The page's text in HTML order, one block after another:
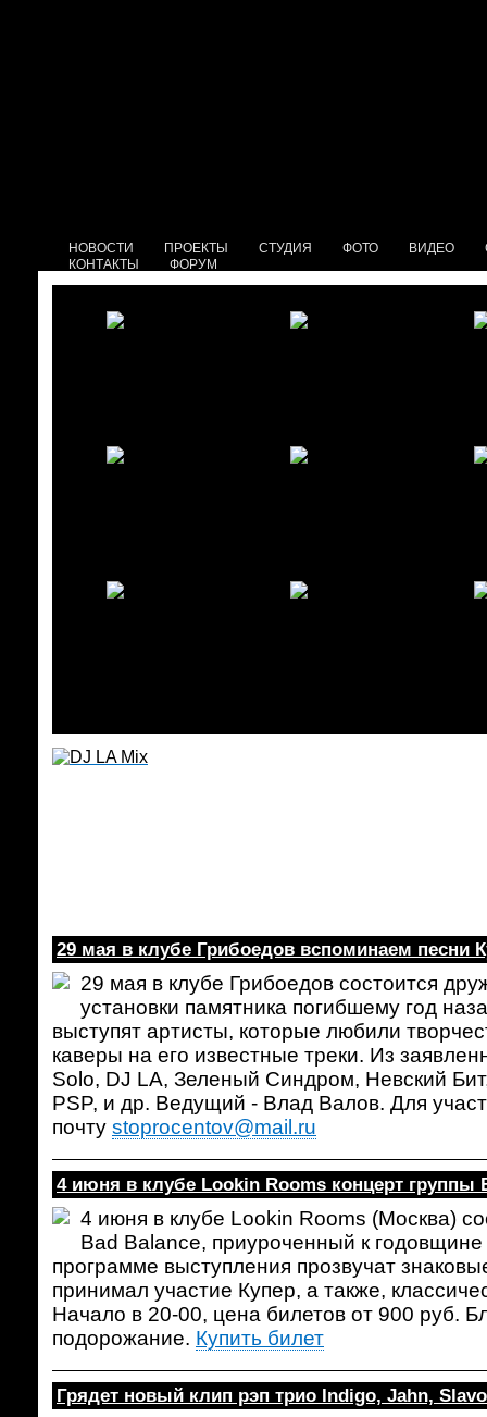
НОВОСТИ ПРОЕКТЫ СТУДИЯ ФОТО ВИДЕО
КОНТАКТЫ
ФОРУМ
29 мая в клубе Грибоедов вспоминаем песни
29 мая в клубе Грибоедов состоится
установки памятника погибшему год
выступят артисты, которые любили
каверы на его известные треки. Из
Solo, DJ LA, Зеленый Синдром, Невский
PSP, и др. Ведущий - Влад Валов. Для
почту stoprocentov@mail.ru
4 июня в клубе Lookin Rooms концерт группы
4 июня в клубе Lookin Rooms (Москва)
Bad Balance, приуроченный к
программе выступления прозвучат
принимал участие Купер, а также,
Начало в 20-00, цена билетов от 900 руб.
подорожание. Купить билет
Грядет новый клип рэп трио Indigo, Jahn,